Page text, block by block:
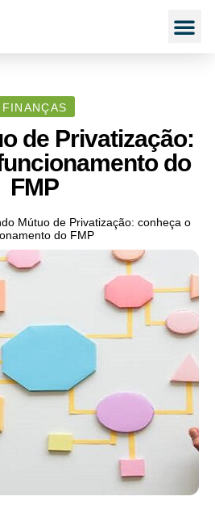
FINANÇAS
de Privatização:
do
FMP
Mútuo de Privatização: conheça o
do FMP